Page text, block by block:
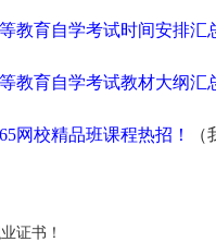
教育自学考试时间安排汇
教育自学考试教材大纲汇
网校精品班课程热招！
证书！